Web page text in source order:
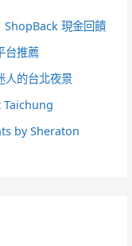
ShopBack 現金回饋
台推薦
人的台北夜景
Taichung
by Sheraton